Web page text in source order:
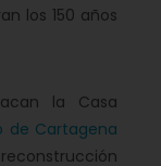
los 150 años
la Casa
de Cartagena